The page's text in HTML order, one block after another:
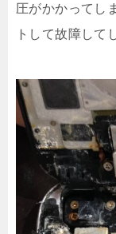
圧がかかってし
トして故障して